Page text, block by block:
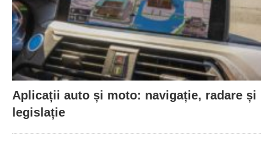
Aplicații auto și moto: navigație, radare și
legislație